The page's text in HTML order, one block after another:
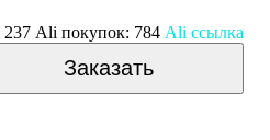
237 Ali покупок: 784 Ali ссылка
Заказать